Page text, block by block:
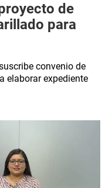
de
para
convenio de
elaborar expediente